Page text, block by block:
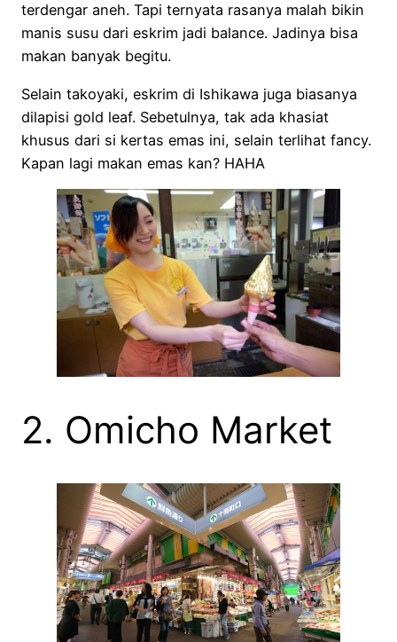
terdengar aneh. Tapi ternyata rasanya malah bikin
manis susu dari eskrim jadi balance. Jadinya bisa
makan banyak begitu.
Selain takoyaki, eskrim di Ishikawa juga biasanya
dilapisi gold leaf. Sebetulnya, tak ada khasiat
khusus dari si kertas emas ini, selain terlihat fancy.
Kapan lagi makan emas kan? HAHA
2. Omicho Market